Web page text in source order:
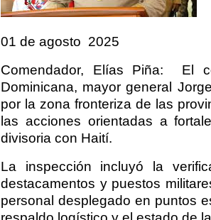
01 de agosto 2025
Comendador, Elías Piña:
El
Dominicana, mayor general
por la zona fronteriza de las
las acciones orientadas a
divisoria con Haití.
La inspección incluyó la
destacamentos y puestos
personal desplegado en puntos